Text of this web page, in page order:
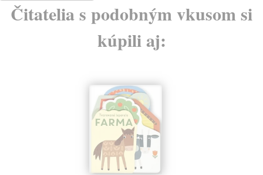
Čitatelia s podobným vkusom si
kúpili aj: